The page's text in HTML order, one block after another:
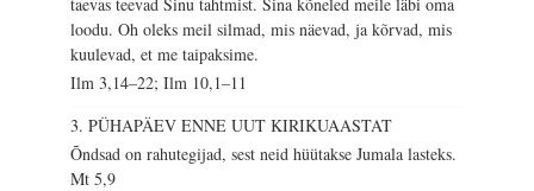
loodu. Oh oleks meil silmad, mis näevad, ja kõrvad, mis
kuulevad, et me taipaksime.
Ilm 3,14–22; Ilm 10,1–11
3. PÜHAPÄEV ENNE UUT KIRIKUAASTAT
Õndsad on rahutegijad, sest neid hüütakse Jumala lasteks.
Mt 5,9